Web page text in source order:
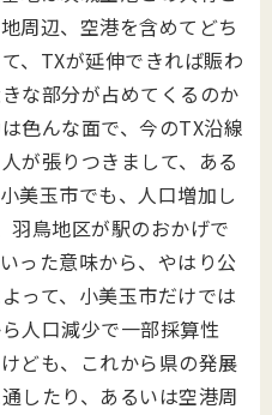
周辺、空港を含めてどち
、TXが延伸できれば賑わ
な部分が占めてくるのか
色んな面で、今のTX沿線
が張りつきまして、ある
美玉市でも、人口増加し
羽鳥地区が駅のおかげで
った意味から、やはり公
って、小美玉市だけでは
人口減少で一部採算性
ども、これから県の発展
したり、あるいは空港周